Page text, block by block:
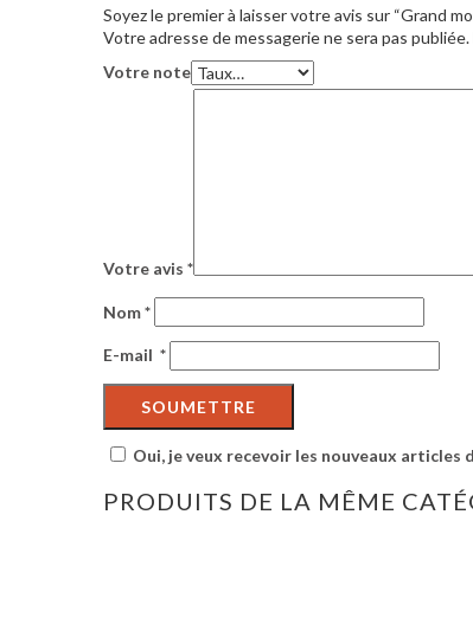
Soyez le premier à laisser votre avis sur “Grand
Votre adresse de messagerie ne sera pas publiée.
Votre note
Votre avis *
Nom*
E-mail *
Oui, je veux recevoir les nouveaux articles
PRODUITS DE LA MÊME